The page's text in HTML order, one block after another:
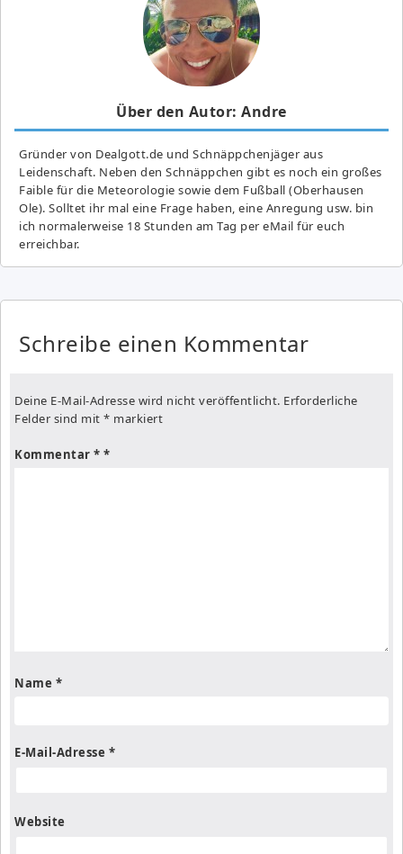
Über den Autor: Andre
Gründer von Dealgott.de und Schnäppchenjäger aus
Leidenschaft. Neben den Schnäppchen gibt es noch ein großes
Fai­ble für die Meteorologie sowie dem Fußball (Oberhausen
Ole). Solltet ihr mal eine Frage haben, eine Anregung usw. bin
ich normalerweise 18 Stunden am Tag per eMail für euch
erreichbar.
Schreibe einen Kommentar
Deine E-Mail-Adresse wird nicht veröffentlicht. Erforderliche
Felder sind mit * markiert
Kommentar *
Name *
E-Mail-Adresse *
Website